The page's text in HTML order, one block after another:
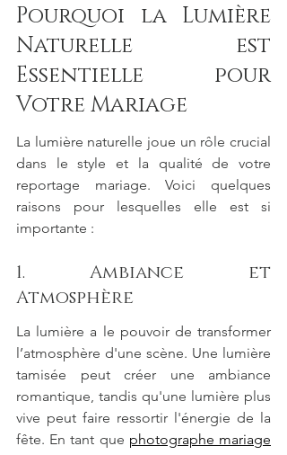
Pourquoi la Lumière
Naturelle est
Essentielle pour
Votre Mariage
La lumière naturelle joue un rôle crucial
dans le style et la qualité de votre
reportage mariage. Voici quelques
raisons pour lesquelles elle est si
importante :
1. Ambiance et
Atmosphère
La lumière a le pouvoir de transformer
l’atmosphère d'une scène. Une lumière
tamisée peut créer une ambiance
romantique, tandis qu'une lumière plus
vive peut faire ressortir l'énergie de la
fête. En tant que photographe mariage